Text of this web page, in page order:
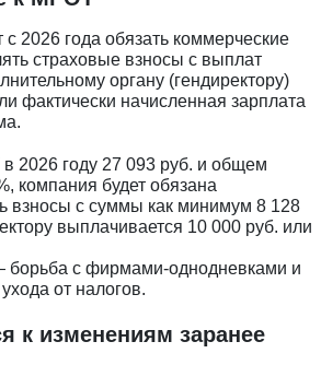
2026 года обязать коммерческие
страховые взносы с выплат
органу (гендиректору)
фактически начисленная зарплата
2026 году 27 093 руб. и общем
компания будет обязана
взносы с суммы как минимум 8 128
выплачивается 10 000 руб. или
борьба с фирмами-однодневками и
от налогов.
к изменениям заранее
конфиденциальности
обработку персональных данных